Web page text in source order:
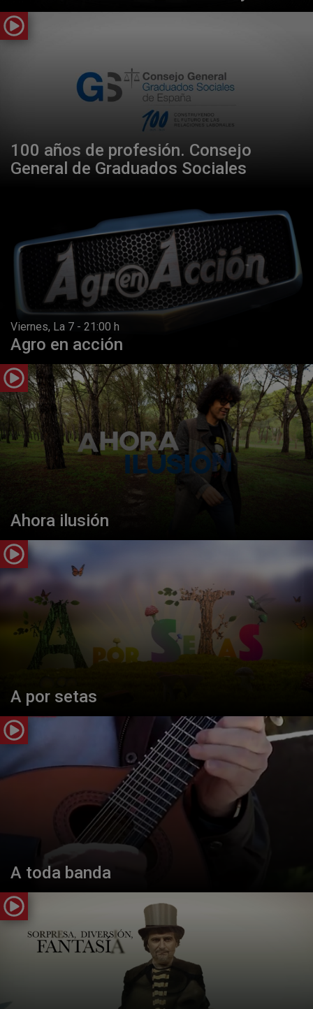
100 años de profesión. Consejo
General de Graduados Sociales
Viernes, La 7 - 21:00 h
Agro en acción
Ahora ilusión
A por setas
A toda banda